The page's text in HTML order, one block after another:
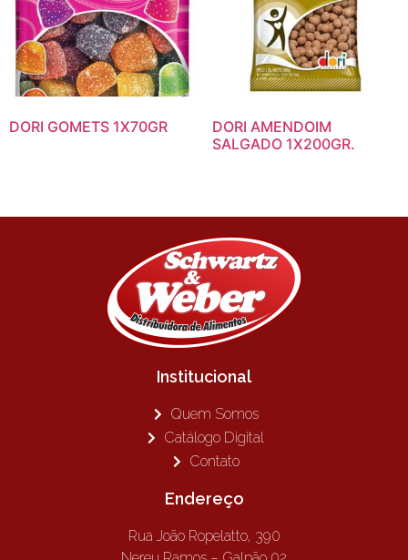
DORI GOMETS 1X70GR
DORI AMENDOIM
SALGADO 1X200GR.
Institucional
Quem Somos
Catálogo Digital
Contato
Endereço
Rua João Ropelatto, 390